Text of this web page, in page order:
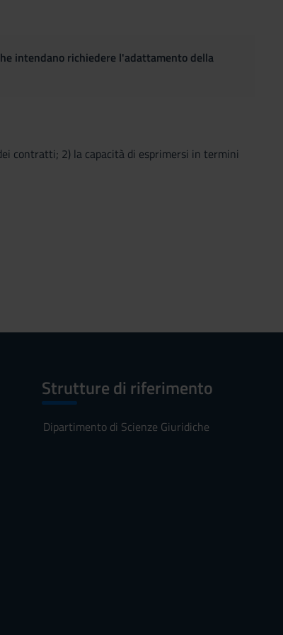
intendano richiedere l'adattamento della
contratti; 2) la capacità di esprimersi in termini
Strutture di riferimento
Dipartimento di Scienze Giuridiche